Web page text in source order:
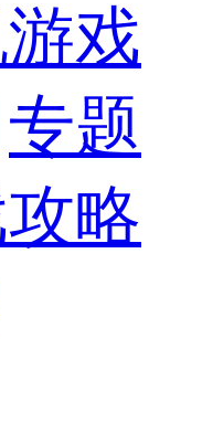
戏
专题
略